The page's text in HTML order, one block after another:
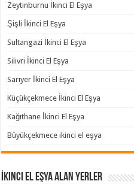
Zeytinburnu İkinci El Eşya
Şişli İkinci El Eşya
Sultangazi İkinci El Eşya
Silivri İkinci El Eşya
Sarıyer İkinci El Eşya
Küçükçekmece İkinci El Eşya
Kağıthane İkinci El Eşya
Büyükçekmece ikinci el eşya
İkinci El Eşya Alan Yerler